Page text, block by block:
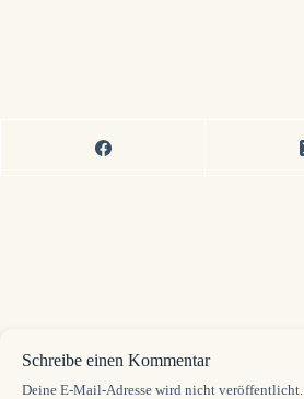
Schreibe einen Kommentar
Deine E-Mail-Adresse wird nicht veröffentlicht.